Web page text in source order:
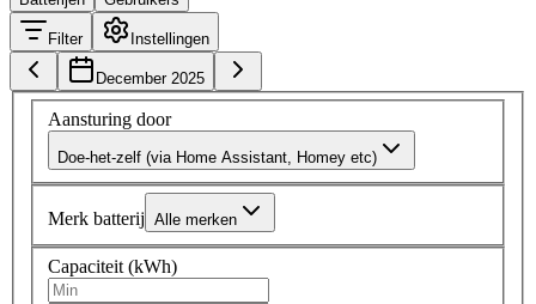
Filter Instellingen
December 2025
Aansturing door
Doe-het-zelf (via Home Assistant, Homey etc)
Merk batterij Alle merken
Capaciteit (kWh)